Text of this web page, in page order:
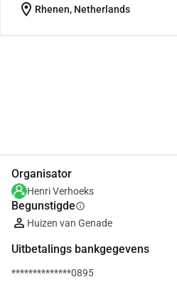
location_on Rhenen, Netherlands
Organisator
Henri Verhoeks
Begunstigdeinfo
Huizen van Genade
Uitbetalings bankgegevens
**************0895